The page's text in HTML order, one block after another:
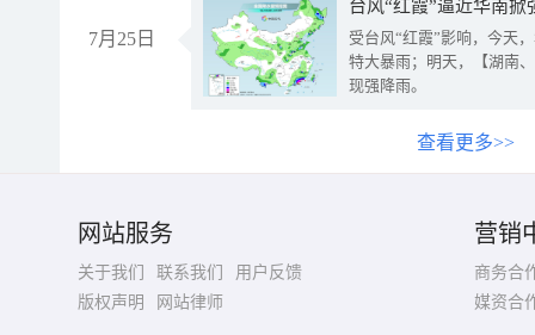
7月25日
台风“红霞”逼近华南
受台风“红霞”影响，今天
特大暴雨；明天，【湖南
现强降雨。
查看更多>>
网站服务
关于我们 联系我们
用户反馈
版权声明
网站律师
营销
商务合
媒资合